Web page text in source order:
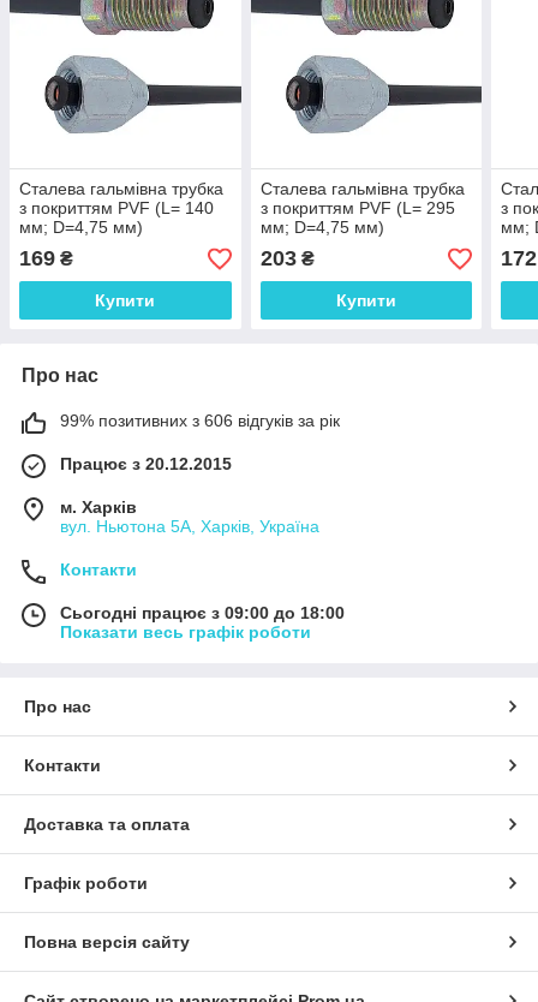
Сталева гальмівна трубка
з покриттям PVF (L= 140
мм; D=4,75 мм)
універсальна з
наконечниками 109/110 -
WP1000PVF
169 ₴
Купити
Сталева гальмівна трубка
з покриттям PVF (L= 295
мм; D=4,75 мм)
універсальна з
наконечниками 109/110 -
WP1040PVF
203₴
Купити
з
мм;
172
Про нас
99% позитивних з 606 відгуків за рік
Працює з 20.12.2015
м. Харків
вул. Ньютона 5А, Харків, Україна
Контакти
Сьогодні працює з 09:00 до 18:00
Показати весь графік роботи
Про нас
Контакти
Доставка та оплата
Графік роботи
Повна версія сайту